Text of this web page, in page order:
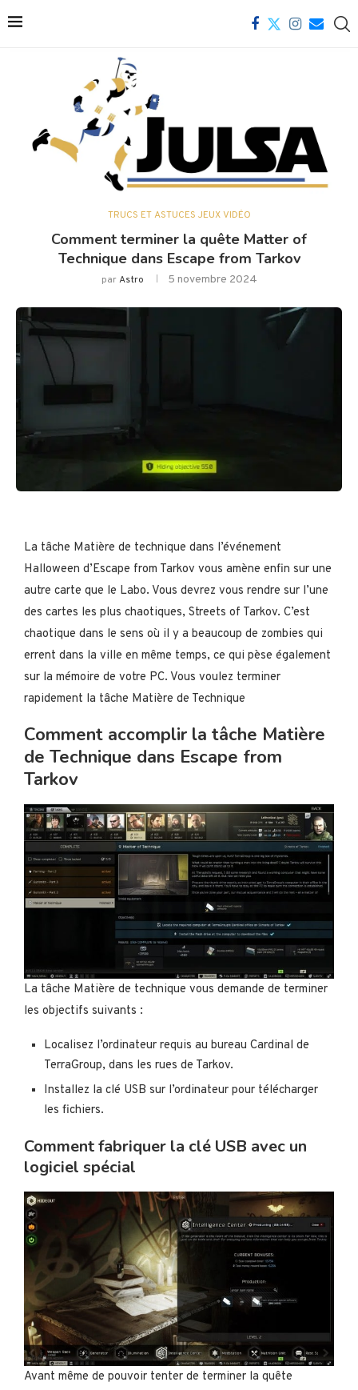
TRUCS ET ASTUCES JEUX VIDÉO
Comment terminer la quête Matter of
Technique dans Escape from Tarkov
parAstro 5 novembre 2024
La tâche Matière de technique dans l’événement
Halloween d’Escape from Tarkov vous amène enfin sur une
autre carte que le Labo. Vous devrez vous rendre sur l’une
des cartes les plus chaotiques, Streets of Tarkov. C’est
chaotique dans le sens où il y a beaucoup de zombies qui
errent dans la ville en même temps, ce qui pèse également
sur la mémoire de votre PC. Vous voulez terminer
rapidement la tâche Matière de Technique
Comment accomplir la tâche Matière
de Technique dans Escape from
Tarkov
La tâche Matière de technique vous demande de terminer
les objectifs suivants :
Localisez l’ordinateur requis au bureau Cardinal de
TerraGroup, dans les rues de Tarkov.
Installez la clé USB sur l’ordinateur pour télécharger
les fichiers.
Comment fabriquer la clé USB avec un
logiciel spécial
Avant même de pouvoir tenter de terminer la quête